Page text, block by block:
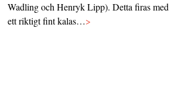
Wadling och Henryk Lipp). Detta firas med
ett riktigt fint kalas…>